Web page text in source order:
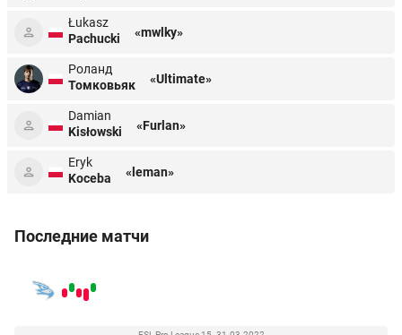
Łukasz
Pachucki
«mwlky»
Роланд
Томковьяк
«Ultimate»
Damian
Kisłowski
«Furlan»
Eryk
Koceba
«leman»
Последние матчи